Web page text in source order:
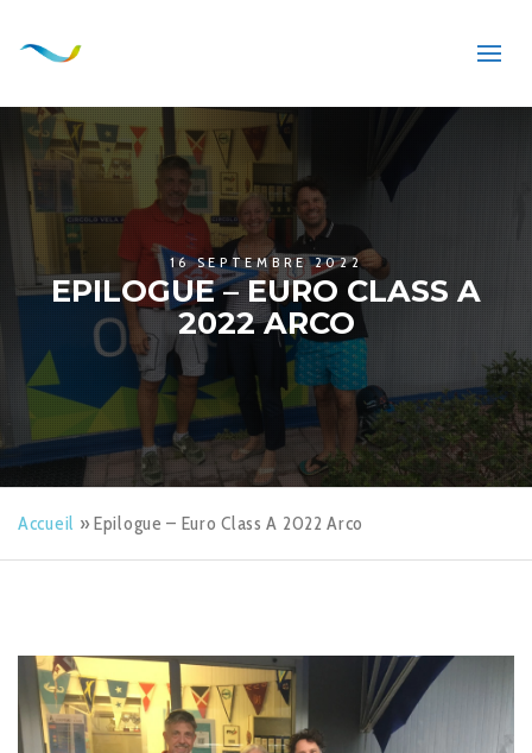
16 SEPTEMBRE 2022
EPILOGUE – EURO CLASS A
2022 ARCO
Accueil »Epilogue – Euro Class A 2022 Arco